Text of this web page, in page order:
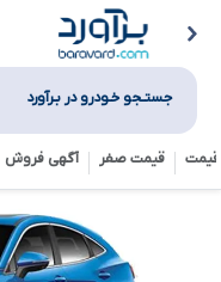
جستـجو خـودرو در بـرآورد
قیمت صفر آگهی فروش